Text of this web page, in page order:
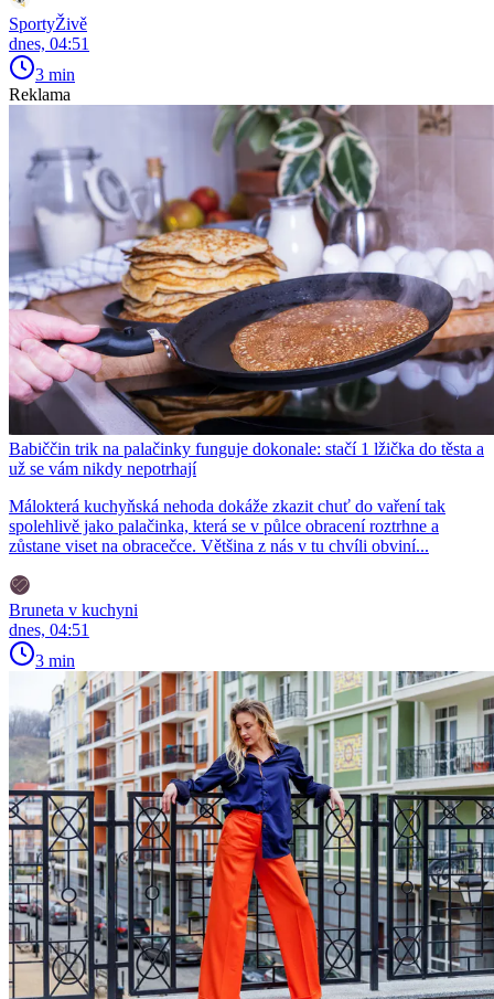
SportyŽivě
dnes, 04:51
3 min
Reklama
Babiččin trik na palačinky funguje dokonale: stačí 1 lžička do těsta a
už se vám nikdy nepotrhají
Málokterá kuchyňská nehoda dokáže zkazit chuť do vaření tak
spolehlivě jako palačinka, která se v půlce obracení roztrhne a
zůstane viset na obracečce. Většina z nás v tu chvíli obviní...
Bruneta v kuchyni
dnes, 04:51
3 min